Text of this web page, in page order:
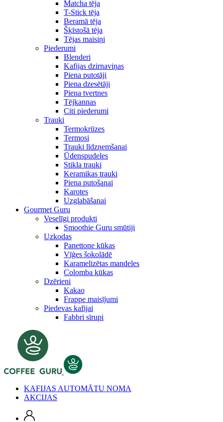
Matcha tēja
T-Stick tēja
Beramā tēja
Šķīstošā tēja
Tējas maisiņi
Piederumi
Blenderi
Kafijas dzirnaviņas
Piena putotāji
Piena dzesētāji
Piena tvertnes
Tējkannas
Citi piederumi
Trauki
Termokrūzes
Termosi
Trauki līdzņemšanai
Ūdenspudeles
Stikla trauki
Keramikas trauki
Piena putošanai
Karotes
Uzglabāšanai
Gourmet Guru
Veselīgi produkti
Smoothie Guru smūtiji
Uzkodas
Panettone kūkas
Vīģes šokolādē
Karamelizētas mandeles
Colomba kūkas
Dzērieni
Kakao
Frappe maisījumi
Piedevas kafijai
Fabbri sīrupi
KAFIJAS AUTOMĀTU NOMA
AKCIJAS